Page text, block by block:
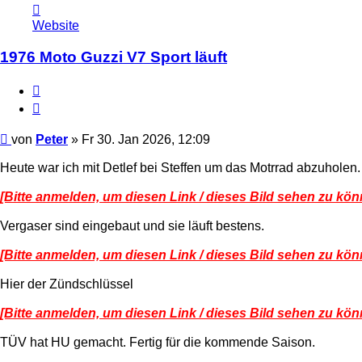
von
Peter
Website
1976 Moto Guzzi V7 Sport läuft
Beitrag
von Peter » Fr 30. Jan 2026, 12:09
Heute war ich mit Detlef bei Steffen um das Motrrad abzuholen.
[Bitte anmelden, um diesen Link / dieses Bild sehen zu
Vergaser sind eingebaut und sie läuft bestens.
[Bitte anmelden, um diesen Link / dieses Bild sehen zu
Hier der Zündschlüssel
[Bitte anmelden, um diesen Link / dieses Bild sehen zu
TÜV hat HU gemacht. Fertig für die kommende Saison.